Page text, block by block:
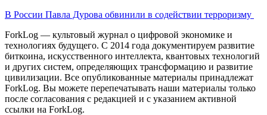
В России Павла Дурова обвинили в содействии терроризму
ForkLog — культовый журнал о цифровой экономике и
технологиях будущего. С 2014 года документируем развитие
биткоина, искусственного интеллекта, квантовых технологий
и других систем, определяющих трансформацию и развитие
цивилизации. Все опубликованные материалы принадлежат
ForkLog. Вы можете перепечатывать наши материалы только
после согласования с редакцией и с указанием активной
ссылки на ForkLog.